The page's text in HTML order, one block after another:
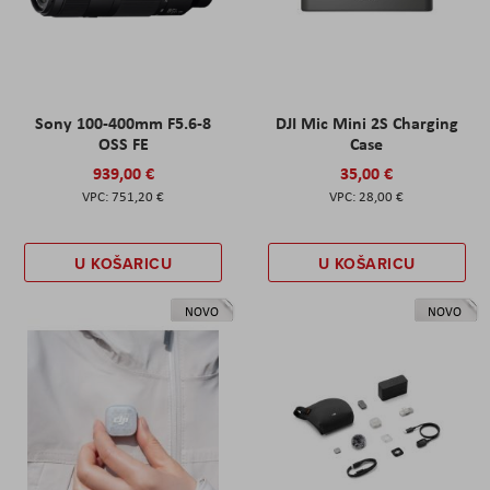
Sony 100-400mm F5.6-8
OSS FE
939,00 €
751,20 €
U KOŠARICU
DJI Mic Mini 2S Charging
Case
35,00 €
28,00 €
U KOŠARICU
NOVO NOVO